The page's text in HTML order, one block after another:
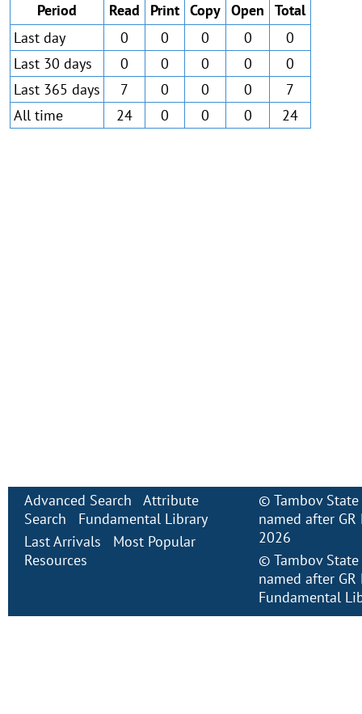
Period Read Print Copy Open
Total
Last day
0 0 0 0
0
Last 30 days
0 0 0 0
0
Last 365 days
7 0 0 0
7
All time
24 0 0 0 24
Advanced Search
Attribute
Search
Fundamental Library
Last Arrivals
Most Popular
Resources
© Tambov
named after
2026
© Tambov
named after
Fundamental